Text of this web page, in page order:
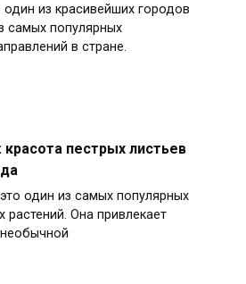
один из красивейших городов
самых популярных
в стране.
пестрых листьев
один из самых популярных
растений. Она привлекает